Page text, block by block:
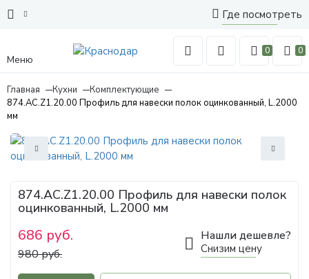
Где посмотреть
Меню
0 0
Главная Кухни
Комплектующие
874.AC.Z1.20.00 Профиль для навески полок оцинкованный, L.2000
мм
874.AC.Z1.20.00 Профиль для навески полок
оцинкованный, L.2000 мм
686 руб.
980 руб.
Нашли дешевле?
Снизим цену